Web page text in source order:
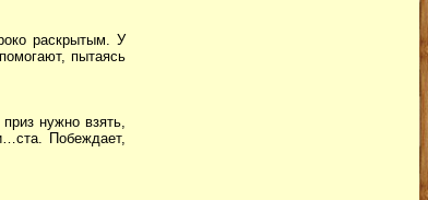
раскрытым. У
пытаясь
нужно взять,
Побеждает,